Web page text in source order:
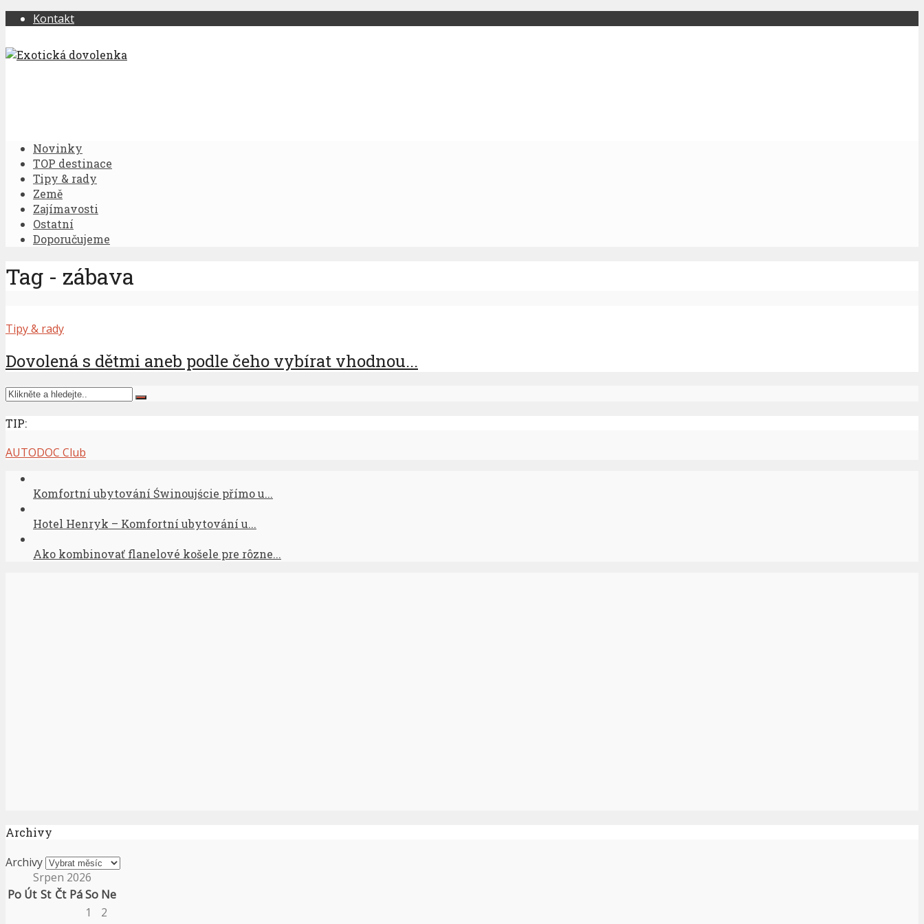
Kontakt
Novinky
TOP destinace
Tipy & rady
Země
Zajímavosti
Ostatní
Doporučujeme
Tag - zábava
Tipy & rady
Dovolená s dětmi aneb podle čeho vybírat vhodnou...
TIP:
AUTODOC Club
Komfortní ubytování Świnoujście přímo u...
Hotel Henryk – Komfortní ubytování u...
Ako kombinovať flanelové košele pre rôzne...
Archivy
Archivy
Srpen 2026
Po Út St Čt PáSo Ne
1
2